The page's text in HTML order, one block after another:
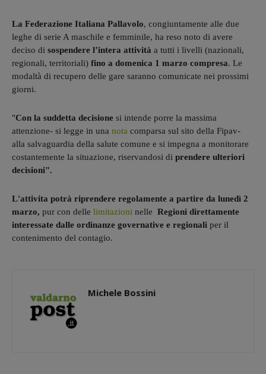
La Federazione Italiana Pallavolo, congiuntamente alle due
leghe di serie A maschile e femminile, ha reso noto di avere
deciso di sospendere l’intera attività a tutti i livelli (nazionali,
regionali, territoriali) fino a domenica 1 marzo compresa. Le
modaltà di recupero delle gare saranno comunicate nei prossimi
giorni.
"Con la suddetta decisione si intende porre la massima
attenzione- si legge in una nota comparsa sul sito della Fipav-
alla salvaguardia della salute comune e si impegna a monitorare
costantemente la situazione, riservandosi di prendere ulteriori
decisioni".
L'attivita potrà riprendere regolamente a partire da lunedì 2
marzo, pur con delle limitazioni nelle Regioni direttamente
interessate dalle ordinanze governative e regionali per il
contenimento del contagio.
Michele Bossini